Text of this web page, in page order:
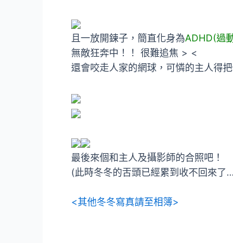
且一放開鍊子，簡直化身為ADHD(過
無敵狂奔中！！ 很難追焦 > <
還會咬走人家的網球，可憐的主人得
最後來個和主人及攝影師的合照吧！
(此時冬冬的舌頭已經累到收不回來了
<其他冬冬寫真請至相簿>